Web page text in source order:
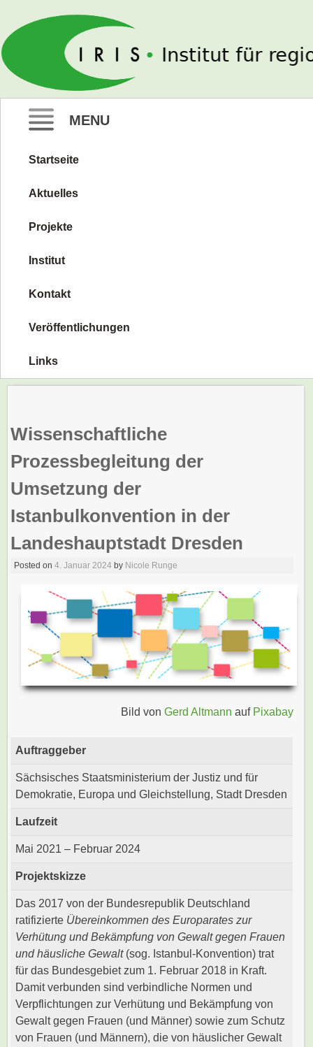
IRIS e. V.
MENU
Zum
springen
Startseite
Aktuelles
Projekte
Institut
Kontakt
Veröffentlichungen
Links
Wissenschaftliche
Prozessbegleitung der
Umsetzung der
Istanbulkonvention in der
Landeshauptstadt Dresden
Posted on4. Januar 2024 by Nicole Runge
Bild von Gerd Altmann auf Pixabay
Auftraggeber
Sächsisches Staatsministerium der Justiz und für
Demokratie, Europa und Gleichstellung, Stadt Dresden
Laufzeit
Mai 2021 – Februar 2024
Projektskizze
Das 2017 von der Bundesrepublik Deutschland
ratifizierte Übereinkommen des Europarates zur
Verhütung und Bekämpfung von Gewalt gegen Frauen
und häusliche Gewalt(sog. Istanbul-Konvention) trat
für das Bundesgebiet zum 1. Februar 2018 in Kraft.
Damit verbunden sind verbindliche Normen und
Verpflichtungen zur Verhütung und Bekämpfung von
Gewalt gegen Frauen (und Männer) sowie zum Schutz
von Frauen (und Männern), die von häuslicher Gewalt